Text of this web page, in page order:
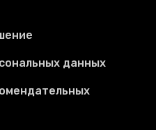
данных